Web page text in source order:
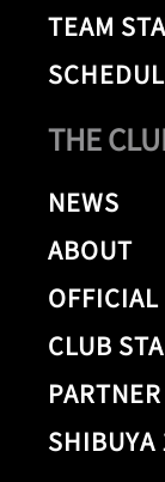
THE
NEWS
ABOUT
CLUB
PARTNER
SHIBUYA
TEAM